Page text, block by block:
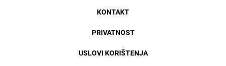
KONTAKT
PRIVATNOST
USLOVI KORIŠTENJA